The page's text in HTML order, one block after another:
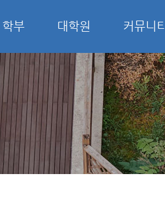
학부 대학원 커뮤니티